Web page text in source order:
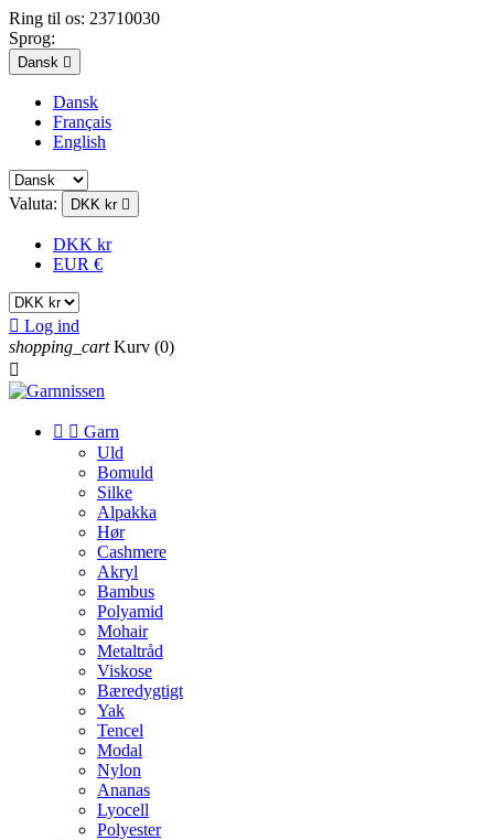
Ring til os: 23710030
Sprog:
Dansk 
Dansk
Français
English
Valuta: DKK kr 
DKK kr
EUR €
 Log ind
shopping_cart Kurv (0)

  Garn
Uld
Bomuld
Silke
Alpakka
Hør
Cashmere
Akryl
Bambus
Polyamid
Mohair
Metaltråd
Viskose
Bæredygtigt
Yak
Tencel
Modal
Nylon
Ananas
Lyocell
Polyester